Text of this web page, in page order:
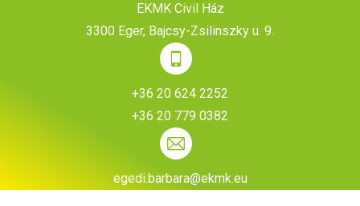
EKMK Civil Ház
3300 Eger, Bajcsy-Zsilinszky u. 9.
+36 20 624 2252
+36 20 779 0382
egedi.barbara@ekmk.eu